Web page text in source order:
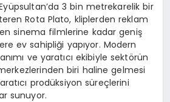
3 bin metrekarelik bir
Rota Plato, kliplerden reklam
sinema filmlerine kadar geniş
ev sahipliği yapıyor. Modern
ve yaratıcı ekibiyle sektörün
biri haline gelmesi
prodüksiyon süreçlerini
sunuyor.